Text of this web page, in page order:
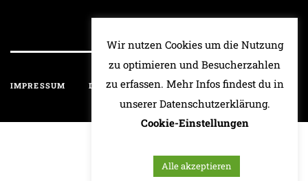
IMPRESSUM DATENSCHUTZ HAFTUNGSAUSSCHLUSS
Wir nutzen Cookies um die Nutzung
zu optimieren und Besucherzahlen
zu erfassen. Mehr Infos findest du in
unserer Datenschutzerklärung.
Cookie-Einstellungen
Alle akzeptieren